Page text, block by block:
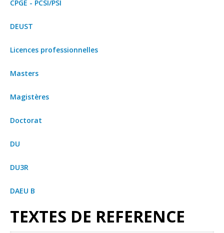
CPGE - PCSI/PSI
DEUST
Licences professionnelles
Masters
Magistères
Doctorat
DU
DU3R
DAEU B
TEXTES DE REFERENCE